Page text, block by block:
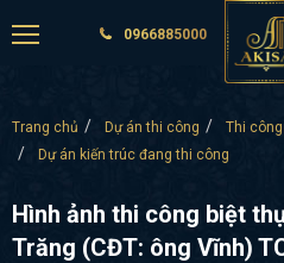
0966885000
Trang chủ Dự án thi công
Thi
Dự án kiến trúc đang thi công
Hình ảnh thi công biệt
Trăng (CĐT: ông Vĩnh)